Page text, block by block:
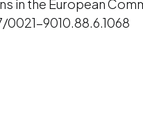
in the European
0021-9010.88.6.1068